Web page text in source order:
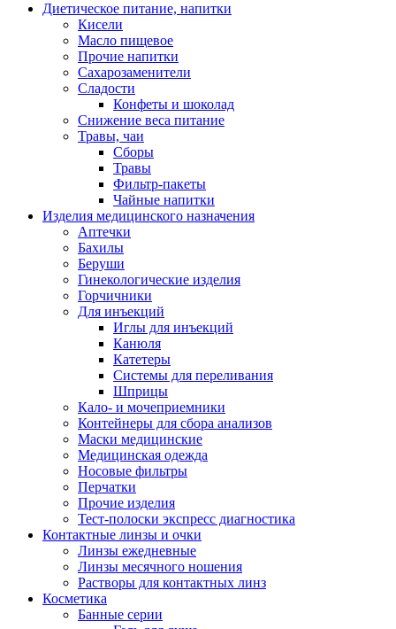
Диетическое питание, напитки
Кисели
Масло пищевое
Прочие напитки
Сахарозаменители
Сладости
Конфеты и шоколад
Снижение веса питание
Травы, чаи
Сборы
Травы
Фильтр-пакеты
Чайные напитки
Изделия медицинского назначения
Аптечки
Бахилы
Беруши
Гинекологические изделия
Горчичники
Для инъекций
Иглы для инъекций
Канюля
Катетеры
Системы для переливания
Шприцы
Кало- и мочеприемники
Контейнеры для сбора анализов
Маски медицинские
Медицинская одежда
Носовые фильтры
Перчатки
Прочие изделия
Тест-полоски экспресс диагностика
Контактные линзы и очки
Линзы ежедневные
Линзы месячного ношения
Растворы для контактных линз
Косметика
Банные серии